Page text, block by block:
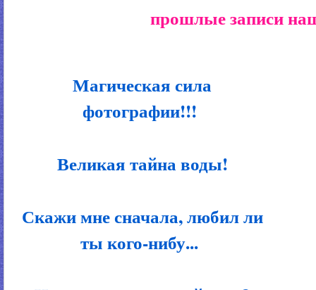
прошлые записи
Магическая сила
фотографии!!!
Великая тайна воды!
Скажи мне сначала, любил ли
ты кого-нибу...